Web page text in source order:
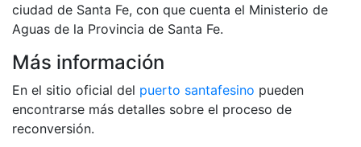
ciudad de Santa Fe, con que cuenta el Ministerio de
Aguas de la Provincia de Santa Fe.
Más información
En el sitio oficial del puerto santafesino pueden
encontrarse más detalles sobre el proceso de
reconversión.